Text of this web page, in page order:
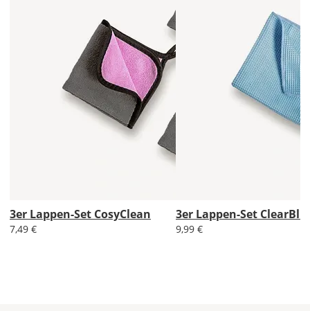
ab 7,98
Produktionsaufschlag
ab 5,99 EUR*
Versandkosten 1,99
EUR
Express
Deutschland
3er Lappen-Set CosyClean
7,49 €
3er Lappen-Set
9,99 €